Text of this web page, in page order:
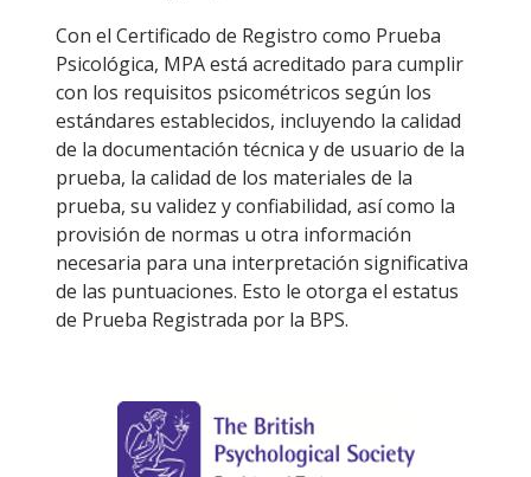
Con el Certificado de Registro como Prueba
Psicológica, MPA está acreditado para cumplir
con los requisitos psicométricos según los
estándares establecidos, incluyendo la calidad
de la documentación técnica y de usuario de la
prueba, la calidad de los materiales de la
prueba, su validez y confiabilidad, así como la
provisión de normas u otra información
necesaria para una interpretación significativa
de las puntuaciones. Esto le otorga el estatus
de Prueba Registrada por la BPS.